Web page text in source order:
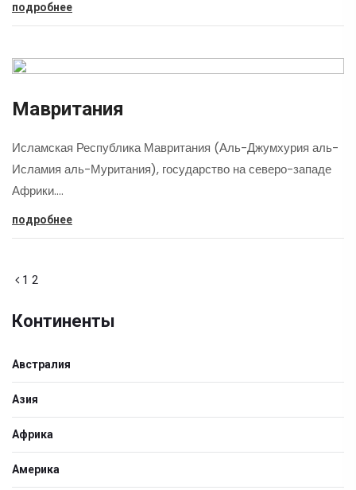
подробнее
Мавритания
Исламская Республика Мавритания (Аль-Джумхурия аль-
Исламия аль-Муритания), государство на северо-западе
Африки.…
подробнее
1 2
Континенты
Австралия
Азия
Африка
Америка